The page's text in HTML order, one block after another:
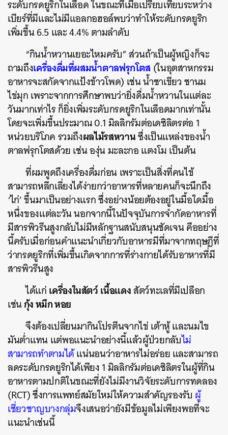
ระดับกรดยูริกในเลือด ในขณะที่เมื่อเปรียบเทียบระหว่าง
เบียร์ที่มีและไม่มีแอลกอฮอล์พบว่าทำให้ระดับกรดยูริก
เพิ่มขึ้น 6.5 และ 4.4% ตามลำดับ
“กินน้ำหวานเยอะไหมครับ” ส่วนถ้าเป็นผู้หญิงก็จะ
ถามถึงเครื่องดื่มที่ผสมน้ำตาลฟรุกโตส (ในอุตสาหกรรม
อาหารจะสกัดจากแป้งข้าวโพด) เช่น น้ำชาเขียว ชานม
ไข่มุก เพราะจากการศึกษาพบว่ายิ่งดื่มน้ำหวานในแต่ละ
วันมากเท่าไร ก็ยิ่งเพิ่มระดับกรดยูริกในเลือดมากเท่านั้น
โดยจะเพิ่มขึ้นประมาณ 0.1 มิลลิกรัมต่อเดซิลิตรต่อ 1
หน่วยบริโภค รวมถึงผลไม้รสหวานซึ่งเป็นแหล่งของน้ำ
ตาลฟรุกโตสด้วย เช่น องุ่น มะละกอ แตงโม เป็นต้น
ที่ผมพูดถึงเครื่องดื่มก่อน เพราะเป็นสิ่งที่คนไข้
สามารถหลีกเลี่ยงได้ง่ายกว่าอาหารที่หลายคนก็จะนึกถึง
‘ไก่’ ขึ้นมาเป็นอย่างแรก ซึ่งอย่างน้อยต้องอยู่ในมื้อใดมื้อ
หนึ่งของแต่ละวัน นอกจากนี้ในปัจจุบันการจำกัดอาหารที่
มีสารพิวรีนสูงกลับไม่มีหลักฐานสนับสนุนชัดเจน คืออย่าง
นี้ครับเมื่อก่อนคำแนะนำเกี่ยวกับอาหารมีที่มาจากทฤษฎีที่
ว่ากรดยูริกที่เพิ่มขึ้นเกิดจากการที่ร่างกายได้รับอาหารที่มี
สารพิวรีนสูง
ได้แก่เครื่องในสัตว์เนื้อแดงสัตว์ทะเลที่มีเปลือก
เช่นกุ้ง หมึก หอย
จึงต้องเปลี่ยนมากินโปรตีนจากไข่ เต้าหู้ และนมไข
มันต่ำแทนแต่พอแนะนำอย่างนี้แล้วผู้ป่วยกลับไม่
สามารถทำตามได้แน่นอนว่าอาหารไม่อร่อย และสามารถ
ลดระดับกรดยูริกได้เพียง 1 มิลลิกรัมต่อเดซิลิตรในผู้ที่กิน
อาหารตามปกติในขณะที่ยังไม่มีงานวิจัยระดับการทดลอง
(RCT) ซึ่งการแพทย์สมัยใหม่ให้ความสำคัญรองรับ ผู้
เชี่ยวชาญบางกลุ่มจึงเสนอว่ายังมีข้อมูลไม่เพียงพอที่จะ
แนะนำเช่นนี้
ค้นหา
SHARE TWEET LINE EMAIL